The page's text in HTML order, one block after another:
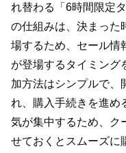
れ替わる「6時間限定
の仕組みは、決まった
場するため、セール情
が登場するタイミング
加方法はシンプルで、
れ、購入手続きを進め
気が集中するため、ク
せておくとスムーズに